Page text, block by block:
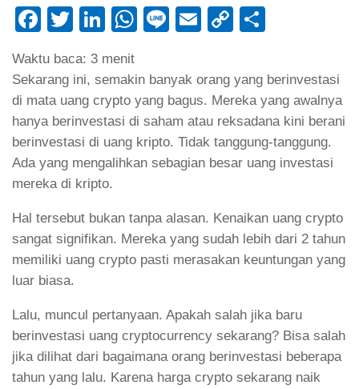
Facebook
TwitterLinkedIn
WhatsApp
LineEmailCopy
Waktu baca: 3 menit
Sekarang ini, semakin banyak orang yang berinvestasi
di mata uang crypto yang bagus. Mereka yang awalnya
hanya berinvestasi di saham atau reksadana kini berani
berinvestasi di uang kripto. Tidak tanggung-tanggung.
Ada yang mengalihkan sebagian besar uang investasi
mereka di kripto.
Hal tersebut bukan tanpa alasan. Kenaikan uang crypto
sangat signifikan. Mereka yang sudah lebih dari 2 tahun
memiliki uang crypto pasti merasakan keuntungan yang
luar biasa.
Lalu, muncul pertanyaan. Apakah salah jika baru
berinvestasi uang cryptocurrency sekarang? Bisa salah
jika dilihat dari bagaimana orang berinvestasi beberapa
tahun yang lalu. Karena harga crypto sekarang naik